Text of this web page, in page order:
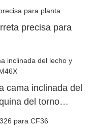
precisa para
cama inclinada del
del torno